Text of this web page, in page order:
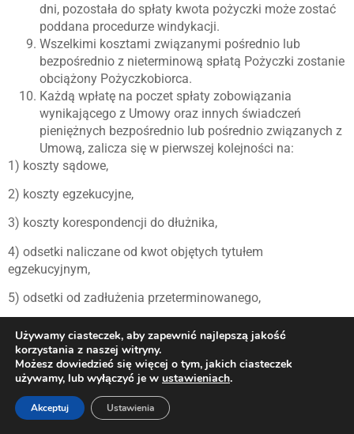
dni, pozostała do spłaty kwota pożyczki może zostać
poddana procedurze windykacji.
Wszelkimi kosztami związanymi pośrednio lub
bezpośrednio z nieterminową spłatą Pożyczki zostanie
obciążony Pożyczkobiorca.
Każdą wpłatę na poczet spłaty zobowiązania
wynikającego z Umowy oraz innych świadczeń
pieniężnych bezpośrednio lub pośrednio związanych z
Umową, zalicza się w pierwszej kolejności na:
1) koszty sądowe,
2) koszty egzekucyjne,
3) koszty korespondencji do dłużnika,
4) odsetki naliczane od kwot objętych tytułem
egzekucyjnym,
5) odsetki od zadłużenia przeterminowanego,
7) należne opłaty oraz inne koszty,
8) koszty zastępstwa procesowego,
9) niespłacony (wymagalny) kapitał Pożyczki.
Używamy ciasteczek, aby zapewnić najlepszą jakość
korzystania z naszej witryny.
Możesz dowiedzieć się więcej o tym, jakich ciasteczek
używamy, lub wyłączyć je w ustawieniach.
Akceptuj Ustawienia